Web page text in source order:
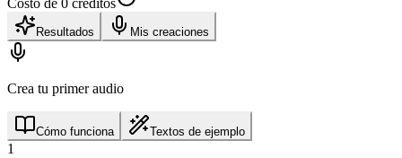
Costo de 0 créditos
Resultados Mis creaciones
Crea tu primer audio
Cómo funciona Textos de ejemplo
1